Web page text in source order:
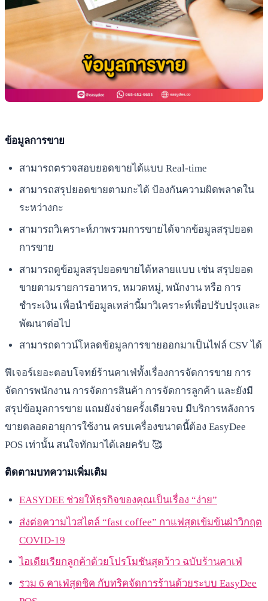
ข้อมูลการขาย
สามารถตรวจสอบยอดขายได้แบบ Real-time
สามารถสรุปยอดขายตามกะได้ ป้องกันความผิดพลาดใน
ระหว่างกะ
สามารถวิเคราะห์ภาพรวมการขายได้จากข้อมูลสรุปยอด
การขาย
สามารถดูข้อมูลสรุปยอดขายได้หลายแบบ เช่น สรุปยอด
ขายตามรายการอาหาร, หมวดหมู่, พนักงาน หรือ การ
ชำระเงิน เพื่อนำข้อมูลเหล่านี้มาวิเคราะห์เพื่อปรับปรุงและ
พัฒนาต่อไป
สามารถดาวน์โหลดข้อมูลการขายออกมาเป็นไฟล์ CSV ได้
ฟีเจอร์เยอะตอบโจทย์ร้านคาเฟ่ทั้งเรื่องการจัดการขาย การ
จัดการพนักงาน การจัดการสินค้า การจัดการลูกค้า และยังมี
สรุปข้อมูลการขาย แถมยังจ่ายครั้งเดียวจบ มีบริการหลังการ
ขายตลอดอายุการใช้งาน ครบเครื่องขนาดนี้ต้อง EasyDee
POS เท่านั้น สนใจทักมาได้เลยครับ 🥰
ติดตามบทความเพิ่มเติม
EASYDEE ช่วยให้ธุรกิจของคุณเป็นเรื่อง “ง่าย”
ส่งต่อความไวสไตล์ “fast coffee” กาแฟสุดเข้มข้นฝ่าวิกฤต
COVID-19
ไอเดียเรียกลูกค้าด้วยโปรโมชันสุดว้าว ฉบับร้านคาเฟ่
รวม 6 คาเฟ่สุดชิค กับทริคจัดการร้านด้วยระบบ EasyDee